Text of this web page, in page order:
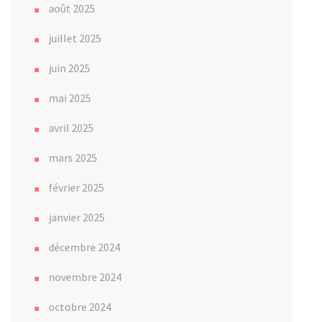
août 2025
juillet 2025
juin 2025
mai 2025
avril 2025
mars 2025
février 2025
janvier 2025
décembre 2024
novembre 2024
octobre 2024